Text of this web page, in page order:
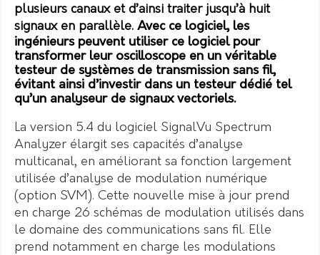
plusieurs canaux et d’ainsi traiter jusqu’à huit
signaux en parallèle. Avec ce logiciel, les
ingénieurs peuvent utiliser ce logiciel pour
transformer leur oscilloscope en un véritable
testeur de systèmes de transmission sans fil,
évitant ainsi d’investir dans un testeur dédié tel
qu’un analyseur de signaux vectoriels.
La version 5.4 du logiciel SignalVu Spectrum
Analyzer élargit ses capacités d’analyse
multicanal, en améliorant sa fonction largement
utilisée d’analyse de modulation numérique
(option SVM). Cette nouvelle mise à jour prend
en charge 26 schémas de modulation utilisés dans
le domaine des communications sans fil. Elle
prend notamment en charge les modulations